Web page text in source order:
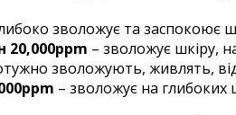
зволожує та заспокоює
20,000ppm – зволожує шкіру,
зволожують, живлять,
– зволожує на глибоких